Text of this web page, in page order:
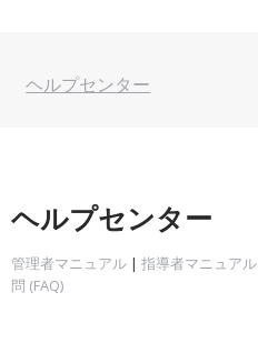
ヘルプセンター
ヘルプセンター
管理者マニュアル | 指導者マニュアル
問 (FAQ)